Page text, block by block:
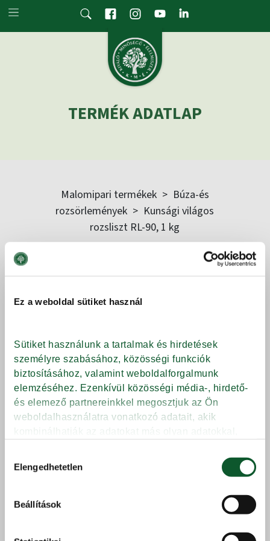
Ez a weboldal sütiket használ
Sütiket használunk a tartalmak és hirdetések
személyre szabásához, közösségi funkciók
biztosításához, valamint weboldalforgalmunk
elemzéséhez. Ezenkívül közösségi média-, hirdető-
és elemező partnereinkkel megosztjuk az Ön
weboldalhasználatra vonatkozó adatait, akik
Adatkezelési tájékoztató
kiválasztása
Elengedhetetlen
Beállítások
Skip to main content
TERMÉK ADATLAP
Malomipari termékek > Búza-és
rozsörlemények > Kunsági világos
rozsliszt RL-90, 1 kg
Védjegy
rozsliszt RL-90, 1 kg